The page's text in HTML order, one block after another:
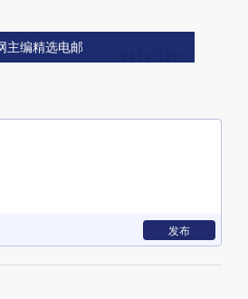
主编精选电邮
发布